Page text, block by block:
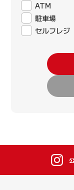
ATM
駐車場
セルフレジ